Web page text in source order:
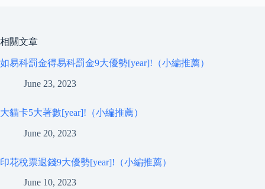
相關文章
如易科罰金得易科罰金9大優勢[year]!（小編推薦）
June 23, 2023
大貓卡5大著數[year]!（小編推薦）
June 20, 2023
印花稅票退錢9大優勢[year]!（小編推薦）
June 10, 2023